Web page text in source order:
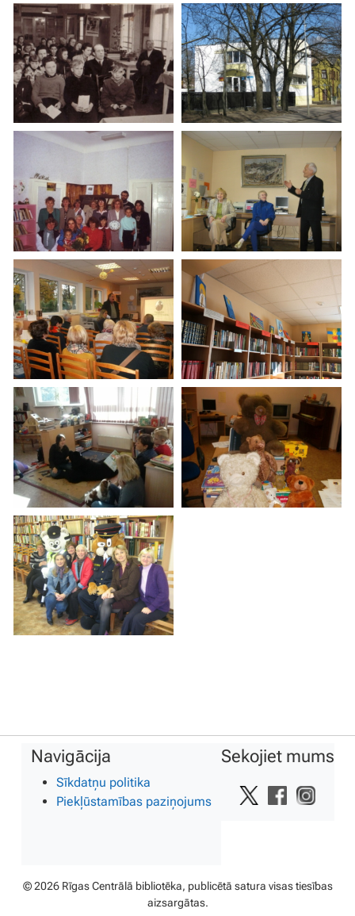
Navigācija
Sīkdatņu politika
Piekļūstamības paziņojums
Sekojiet mums
© 2026 Rīgas Centrālā bibliotēka, publicētā satura visas tiesības
aizsargātas.